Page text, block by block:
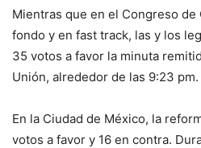
Mientras que en el Congreso de
fondo y en fast track, las y los
35 votos a favor la minuta
Unión, alrededor de las 9:23 pm.
En la Ciudad de México, la
votos a favor y 16 en contra.